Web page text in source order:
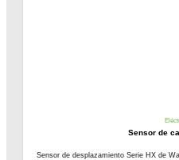
Sensor de
Sensor de desplazamiento Serie HX de